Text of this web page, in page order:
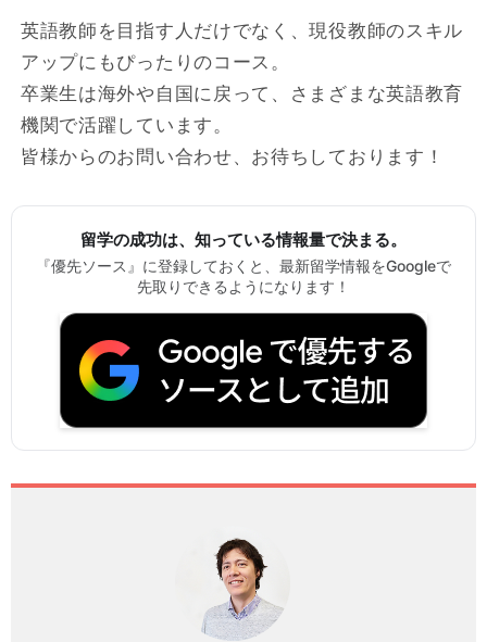
英語教師を目指す人だけでなく、現役教師のスキル
アップにもぴったりのコース。
卒業生は海外や自国に戻って、さまざまな英語教育
機関で活躍しています。
皆様からのお問い合わせ、お待ちしております！
留学の成功は、知っている情報量で決まる。
『優先ソース』に登録しておくと、最新留学情報をGoogleで
先取りできるようになります！